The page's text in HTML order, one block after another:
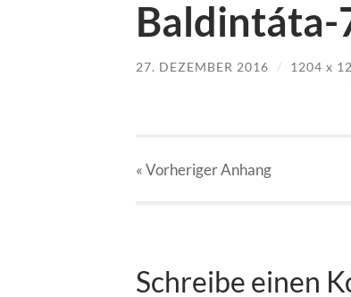
Baldintáta-
27. DEZEMBER 2016 / 1204 x
« VorherigerAnhang
Schreibe einen